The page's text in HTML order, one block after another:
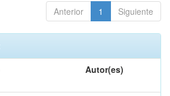
Anterior 1 Siguiente
Autor(es)